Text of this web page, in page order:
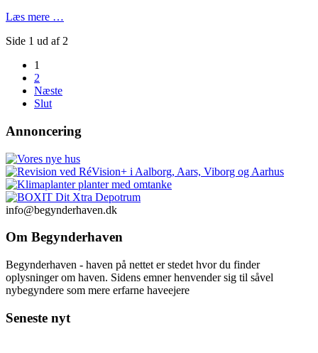
Læs mere …
Side 1 ud af 2
1
2
Næste
Slut
Annoncering
info@begynderhaven.dk
Om Begynderhaven
Begynderhaven - haven på nettet er stedet hvor du finder
oplysninger om haven. Sidens emner henvender sig til såvel
nybegyndere som mere erfarne haveejere
Seneste nyt